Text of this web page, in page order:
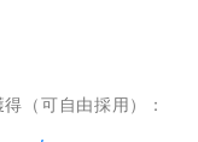
（可自由採用）：